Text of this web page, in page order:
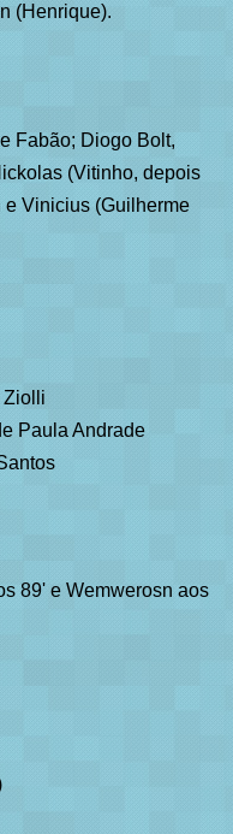
(Henrique).
Fabão; Diogo Bolt,
(Vitinho, depois
e Vinicius (Guilherme
Ziolli
Paula Andrade
89' e Wemwerosn aos